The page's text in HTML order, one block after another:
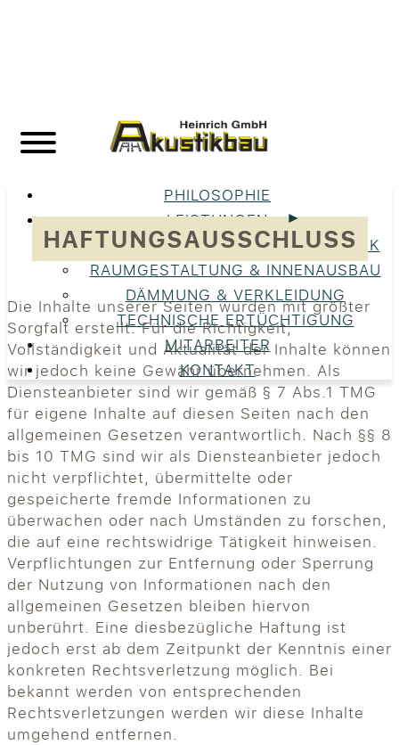
PHILOSOPHIE
LEISTUNGEN
UNSERE LEISTUNGEN IM ÜBERBLICK
RAUMGESTALTUNG & INNENAUSBAU
DÄMMUNG & VERKLEIDUNG
TECHNISCHE ERTÜCHTIGUNG
MITARBEITER
KONTAKT
HAFTUNGSAUSSCHLUSS
Die Inhalte unserer Seiten wurden mit größter
Sorgfalt erstellt. Für die Richtigkeit,
Vollständigkeit und Aktualität der Inhalte können
wir jedoch keine Gewähr übernehmen. Als
Diensteanbieter sind wir gemäß § 7 Abs.1 TMG
für eigene Inhalte auf diesen Seiten nach den
allgemeinen Gesetzen verantwortlich. Nach §§ 8
bis 10 TMG sind wir als Diensteanbieter jedoch
nicht verpflichtet, übermittelte oder
gespeicherte fremde Informationen zu
überwachen oder nach Umständen zu forschen,
die auf eine rechtswidrige Tätigkeit hinweisen.
Verpflichtungen zur Entfernung oder Sperrung
der Nutzung von Informationen nach den
allgemeinen Gesetzen bleiben hiervon
unberührt. Eine diesbezügliche Haftung ist
jedoch erst ab dem Zeitpunkt der Kenntnis einer
konkreten Rechtsverletzung möglich. Bei
bekannt werden von entsprechenden
Rechtsverletzungen werden wir diese Inhalte
umgehend entfernen.